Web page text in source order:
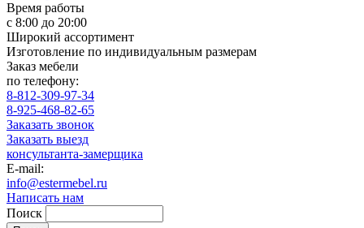
Время работы
с 8:00 до 20:00
Широкий ассортимент
Изготовление по индивидуальным размерам
Заказ мебели
по телефону:
8-812-309-97-34
8-925-468-82-65
Заказать звонок
Заказать выезд
консультанта-замерщика
E-mail:
info@estermebel.ru
Написать нам
Поиск